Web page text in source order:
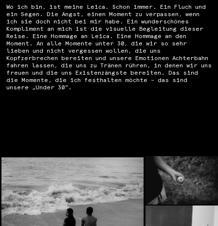
Wo ich bin, ist meine Leica. Schon immer. Ein Fluch und
ein Segen. Die Angst, einen Moment zu verpassen, wenn
ich sie doch nicht bei mir habe. Ein wunderschönes
Kompliment an mich ist die visuelle Begleitung dieser
Reise. Eine Hommage an Leica. Eine Hommage an den
Moment. An alle Momente unter 30, die wir so sehr
lieben und nicht vergessen wollen, die uns
Kopfzerbrechen bereiten und unsere Emotionen Achterbahn
fahren lassen, die uns zu Tränen rühren, in denen wir uns
freuen und die uns Existenzängste bereiten. Das sind
die Momente, die ich festhalten möchte – das sind
unsere „Under 30“.